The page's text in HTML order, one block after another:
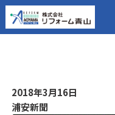
2018年3月16日
浦安新聞